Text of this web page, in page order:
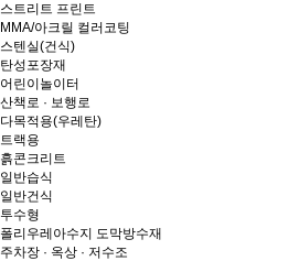
스트리트 프린트
MMA/아크릴 컬러코팅
스텐실(건식)
탄성포장재
어린이놀이터
산책로 · 보행로
다목적용(우레탄)
트랙용
흙콘크리트
일반습식
일반건식
투수형
폴리우레아수지 도막방수재
주차장 · 옥상 · 저수조